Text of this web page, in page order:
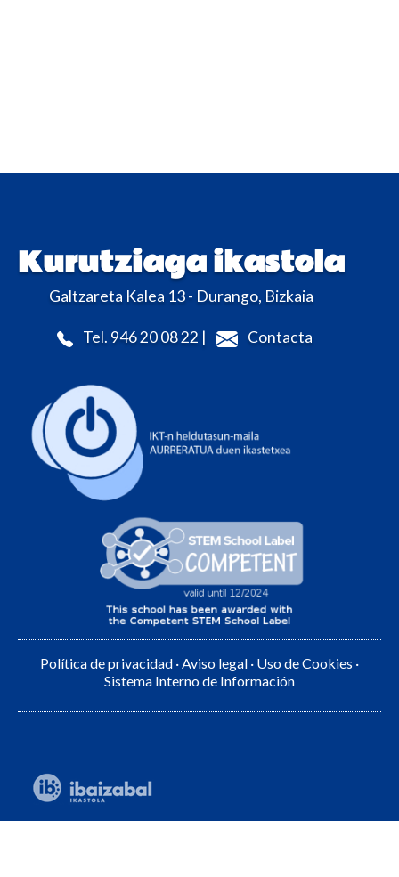
Kurutziaga ikastola
Galtzareta Kalea 13 - Durango, Bizkaia
Tel. 946 20 08 22 | Contacta
Política de privacidad ·Aviso legal · Uso de Cookies ·
Sistema Interno de Información